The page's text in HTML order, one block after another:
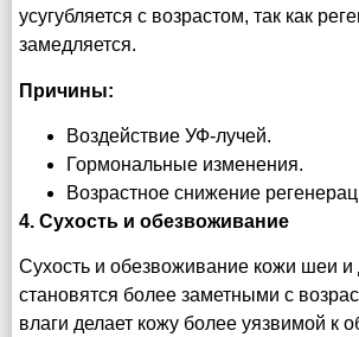
усугубляется с возрастом, так как
замедляется.
Причины:
Воздействие УФ-лучей.
Гормональные изменения.
Возрастное снижение
4. Сухость и обезвоживание
Сухость и обезвоживание кожи шеи и
становятся более заметными с
влаги делает кожу более уязвимой к